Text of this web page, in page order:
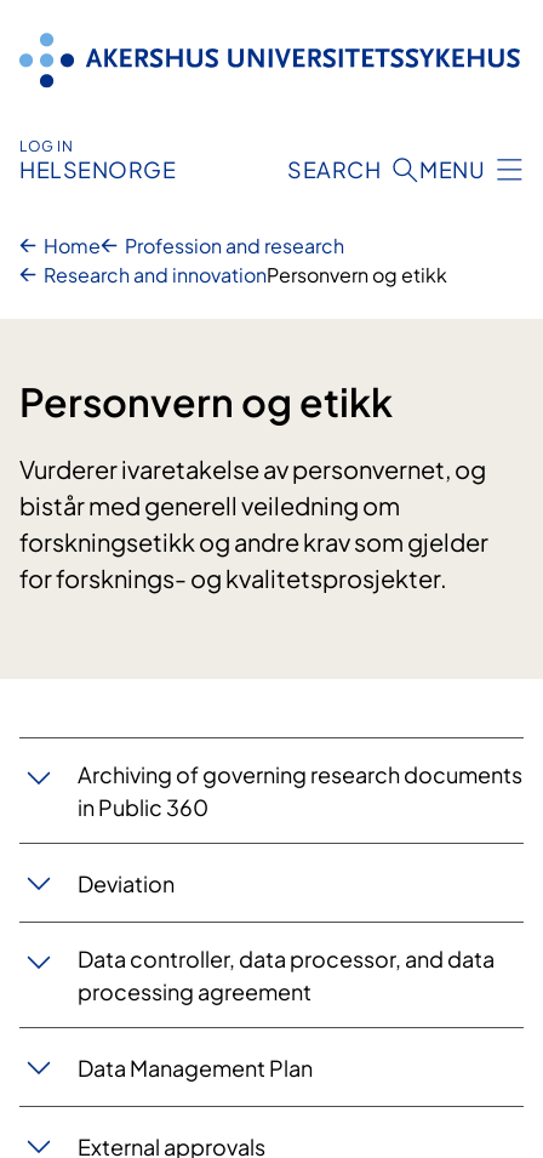
innhold
LOG IN
HELSENORGE SEARCH MENU
Home
Profession and research
Research and innovationPersonvern og etikk
Personvern og etikk
Vurderer ivaretakelse av personvernet, og
bistår med generell veiledning om
forskningsetikk og andre krav som gjelder
for forsknings- og kvalitetsprosjekter.
Archiving of governing research documents
in Public 360
Deviation
Data controller, data processor, and data
processing agreement
Data Management Plan
External approvals